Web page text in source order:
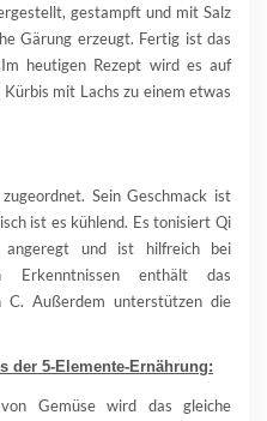
gestampft und mit Salz
Gärung erzeugt. Fertig ist das
heutigen Rezept wird es auf
mit Lachs zu einem etwas
Sein Geschmack ist
ist es kühlend. Es tonisiert Qi
und ist hilfreich bei
Erkenntnissen enthält das
Außerdem unterstützen die
der 5-Elemente-Ernährung:
Gemüse wird das gleiche